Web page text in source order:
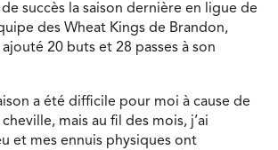
succès la saison dernière en ligue de
des Wheat Kings de Brandon,
ajouté 20 buts et 28 passes à son
a été difficile pour moi à cause de
mais au fil des mois, j’ai
et mes ennuis physiques ont